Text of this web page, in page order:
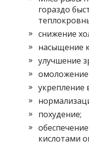
гораздо
снижение
насыщение
улучшение
укрепление
похудение;
кислотами